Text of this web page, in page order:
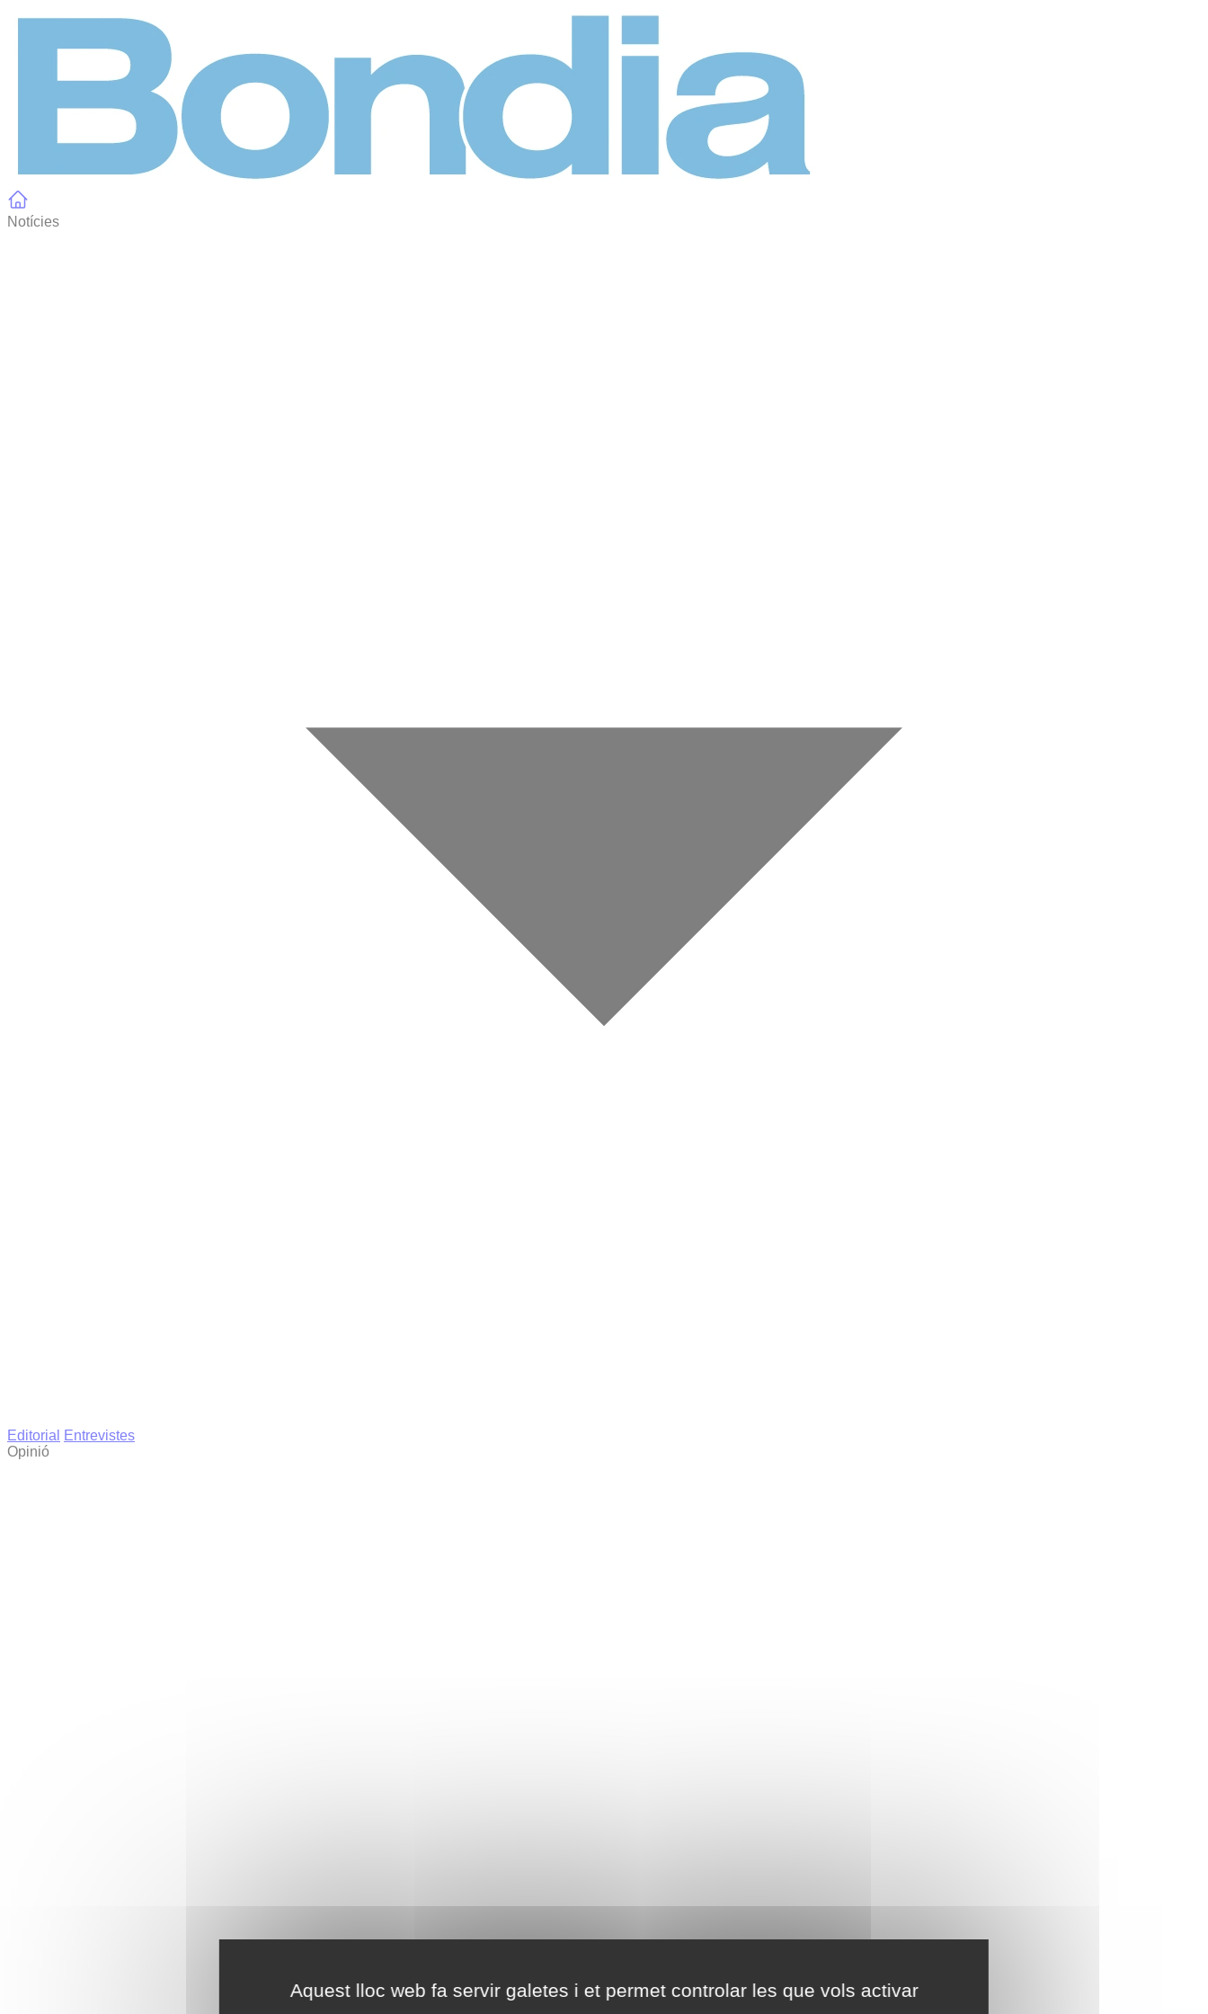
Aquest lloc web fa servir galetes i et permet controlar les que vols activar
Notícies
Editorial
Entrevistes
Opinió